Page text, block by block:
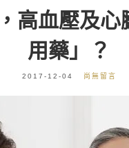
高血壓及心
用藥」？
2017-12-04 尚無留言